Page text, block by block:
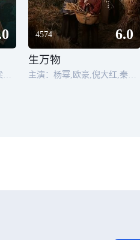
4574 6.0
生万物
主演：杨幂,欧豪,倪大红,秦海璐,邢菲,张天阳,张海宇,迟蓬,孙绍龙,林永健,蓝盈莹,赵达,宋家腾,潘之琳,艾东,于震